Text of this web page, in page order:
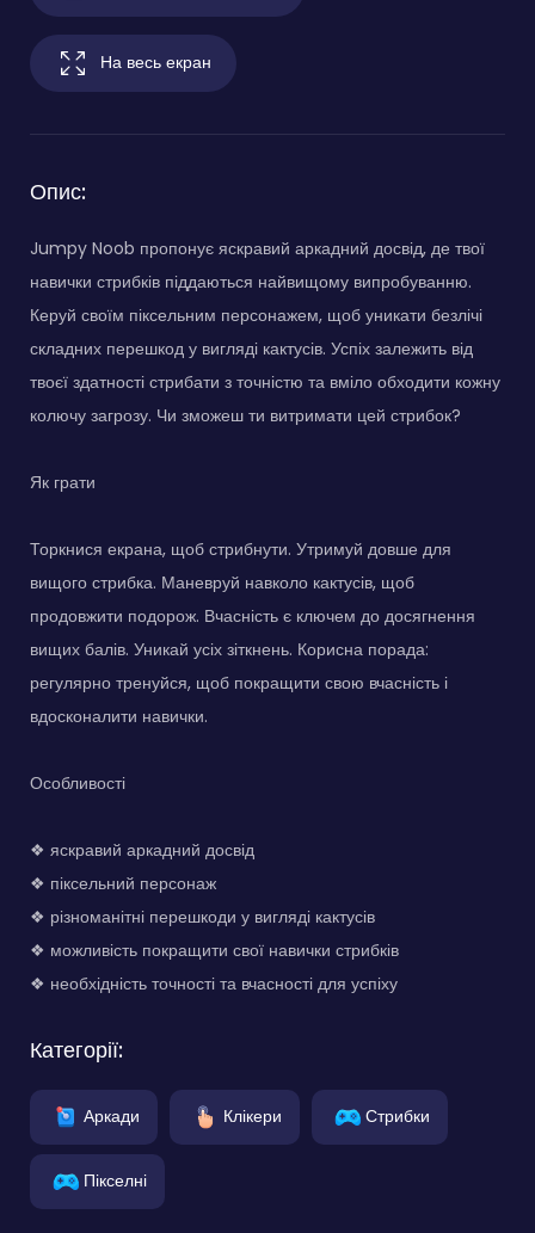
На весь екран
Опис:
Jumpy Noob пропонує яскравий аркадний досвід, де твої
навички стрибків піддаються найвищому випробуванню.
Керуй своїм піксельним персонажем, щоб уникати безлічі
складних перешкод у вигляді кактусів. Успіх залежить від
твоєї здатності стрибати з точністю та вміло обходити кожну
колючу загрозу. Чи зможеш ти витримати цей стрибок?
Як грати
Торкнися екрана, щоб стрибнути. Утримуй довше для
вищого стрибка. Маневруй навколо кактусів, щоб
продовжити подорож. Вчасність є ключем до досягнення
вищих балів. Уникай усіх зіткнень. Корисна порада:
регулярно тренуйся, щоб покращити свою вчасність і
вдосконалити навички.
Особливості
❖ яскравий аркадний досвід
❖ піксельний персонаж
❖ різноманітні перешкоди у вигляді кактусів
❖ можливість покращити свої навички стрибків
❖ необхідність точності та вчасності для успіху
Категорії:
Аркади Клікери Стрибки
Пікселні